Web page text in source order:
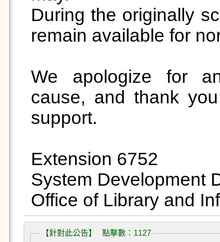
During the originally
remain available for
We apologize for
cause, and thank
support.
Extension 6752
System Development
Office of Library and
【針對此公告】 點擊數：1127